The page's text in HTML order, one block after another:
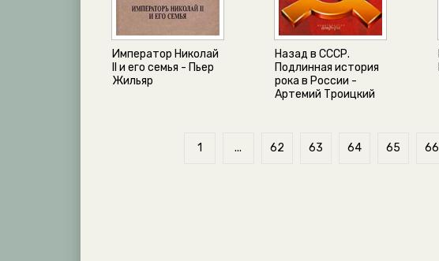
Император Николай
II и его семья - Пьер
Жильяр
Назад в СССР.
Подлинная история
рока в России -
Артемий Троицкий
1 ... 62 63 64 65 66